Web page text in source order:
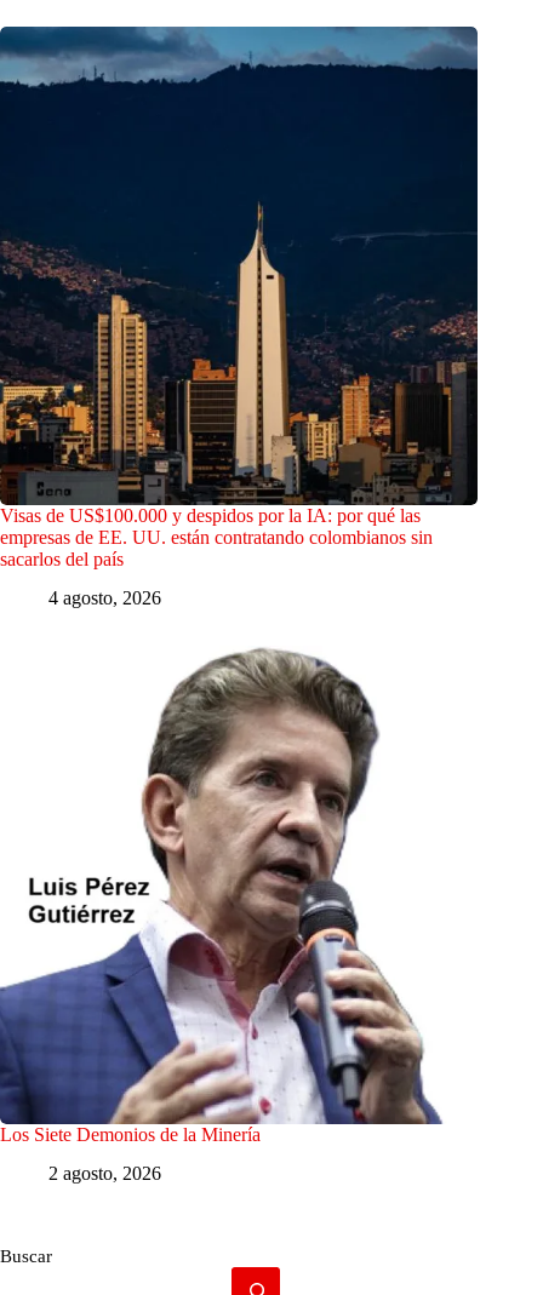
Visas de US$100.000 y despidos por la IA: por qué las
empresas de EE. UU. están contratando colombianos sin
sacarlos del país
4 agosto, 2026
Los Siete Demonios de la Minería
2 agosto, 2026
Buscar